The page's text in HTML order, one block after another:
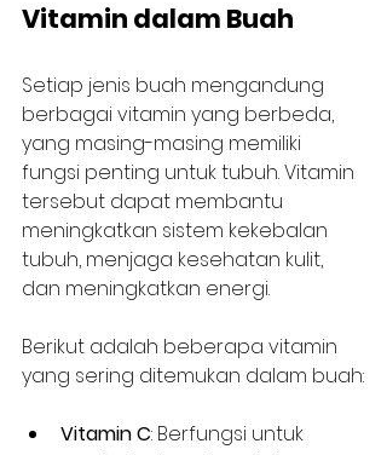
Vitamin dalam Buah
Setiap jenis buah mengandung
berbagai vitamin yang berbeda,
yang masing-masing memiliki
fungsi penting untuk tubuh. Vitamin
tersebut dapat membantu
meningkatkan sistem kekebalan
tubuh, menjaga kesehatan kulit,
dan meningkatkan energi.
Berikut adalah beberapa vitamin
yang sering ditemukan dalam buah:
Vitamin C: Berfungsi untuk